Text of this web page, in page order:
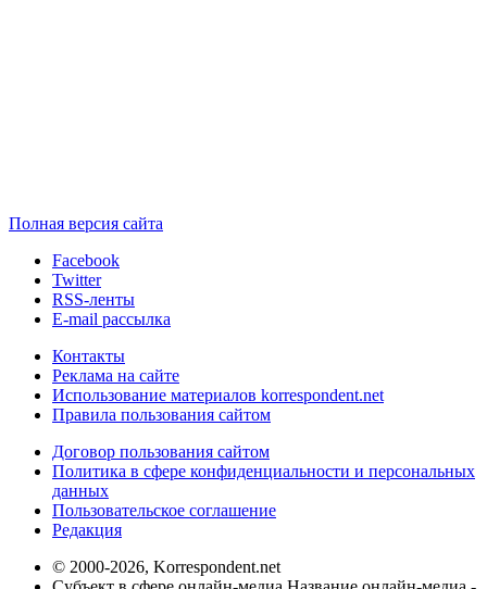
Полная версия сайта
Facebook
Twitter
RSS-ленты
E-mail рассылка
Контакты
Реклама на сайте
Использование материалов korrespondent.net
Правила пользования сайтом
Договор пользования сайтом
Политика в сфере конфиденциальности и персональных
данных
Пользовательское соглашение
Редакция
© 2000-2026, Korrespondent.net